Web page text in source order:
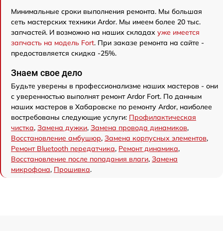
Минимальные сроки выполнения ремонта. Мы большая
сеть мастерских техники Ardor. Мы имеем более 20 тыс.
запчастей. И возможно на наших складах уже имеется
запчасть на модель Fort. При заказе ремонта на сайте -
предоставляется скидка -25%.
Знаем свое дело
Будьте уверены в профессионализме наших мастеров - они
с уверенностью выполнят ремонт Ardor Fort. По данным
наших мастеров в Хабаровске по ремонту Ardor, наиболее
востребованы следующие услуги: Профилактическая
чистка, Замена дужки, Замена провода динамиков,
Восстановление амбушюр, Замена корпусных элементов,
Ремонт Bluetooth передатчика, Ремонт динамика,
Восстановление после попадания влаги, Замена
микрофона, Прошивка.